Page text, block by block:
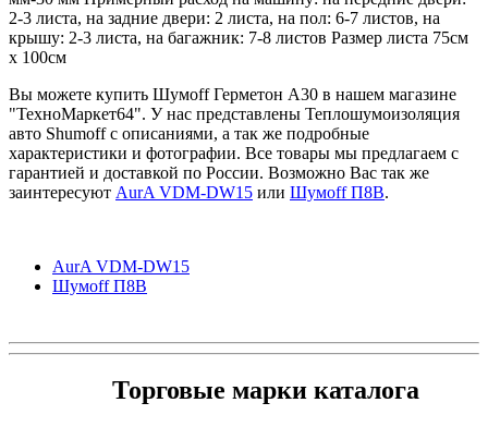
2-3 листа, на задние двери: 2 листа, на пол: 6-7 листов, на
крышу: 2-3 листа, на багажник: 7-8 листов Размер листа 75см
х 100см
Вы можете купить Шумоff Герметон А30 в нашем магазине
"ТехноМаркет64". У нас представлены Теплошумоизоляция
авто Shumoff с описаниями, а так же подробные
характеристики и фотографии. Все товары мы предлагаем с
гарантией и доставкой по России. Возможно Вас так же
заинтересуют AurA VDM-DW15 или Шумоff П8В.
AurA VDM-DW15
Шумоff П8В
Торговые марки каталога